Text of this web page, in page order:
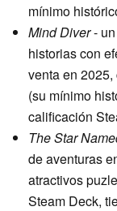
mínimo
Mind Diver- un
historias con
venta en
(su mínimo
calificación
The Star
de aventuras
atractivos
Steam Deck,